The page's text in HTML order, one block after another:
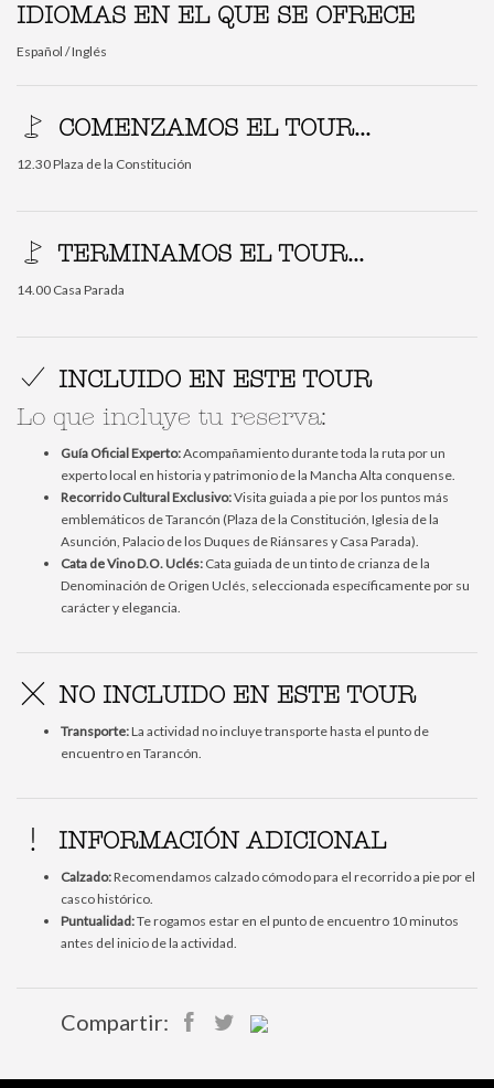
IDIOMAS EN EL QUE SE OFRECE
Español / Inglés
COMENZAMOS EL TOUR...
12.30 Plaza de la Constitución
TERMINAMOS EL TOUR...
14.00 Casa Parada
INCLUIDO EN ESTE TOUR
Lo que incluye tu reserva:
Guía Oficial Experto:Acompañamiento durante toda la ruta por un
experto local en historia y patrimonio de la Mancha Alta conquense.
Recorrido Cultural Exclusivo:Visita guiada a pie por los puntos más
emblemáticos de Tarancón (Plaza de la Constitución, Iglesia de la
Asunción, Palacio de los Duques de Riánsares y Casa Parada).
Cata de Vino D.O. Uclés: Cata guiada de un tinto de crianza de la
Denominación de Origen Uclés, seleccionada específicamente por su
carácter y elegancia.
NO INCLUIDO EN ESTE TOUR
Transporte:La actividad no incluye transporte hasta el punto de
encuentro en Tarancón.
INFORMACIÓN ADICIONAL
Calzado:Recomendamos calzado cómodo para el recorrido a pie por el
casco histórico.
Puntualidad:Te rogamos estar en el punto de encuentro 10 minutos
antes del inicio de la actividad.
Compartir: